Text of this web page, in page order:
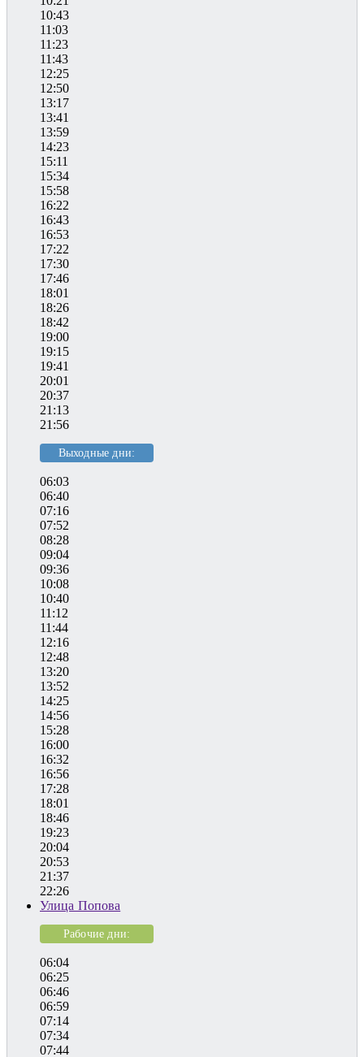
10:43
11:03
11:23
11:43
12:25
12:50
13:17
13:41
13:59
14:23
15:11
15:34
15:58
16:22
16:43
16:53
17:22
17:30
17:46
18:01
18:26
18:42
19:00
19:15
19:41
20:01
20:37
21:13
21:56
Выходные дни:
06:03
06:40
07:16
07:52
08:28
09:04
09:36
10:08
10:40
11:12
11:44
12:16
12:48
13:20
13:52
14:25
14:56
15:28
16:00
16:32
16:56
17:28
18:01
18:46
19:23
20:04
20:53
21:37
22:26
Улица Попова
Рабочие дни:
06:04
06:25
06:46
06:59
07:14
07:34
07:44